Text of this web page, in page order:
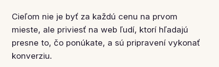
Cieľom nie je byť za každú cenu na prvom
mieste, ale priviesť na web ľudí, ktorí hľadajú
presne to, čo ponúkate, a sú pripravení vykonať
konverziu.